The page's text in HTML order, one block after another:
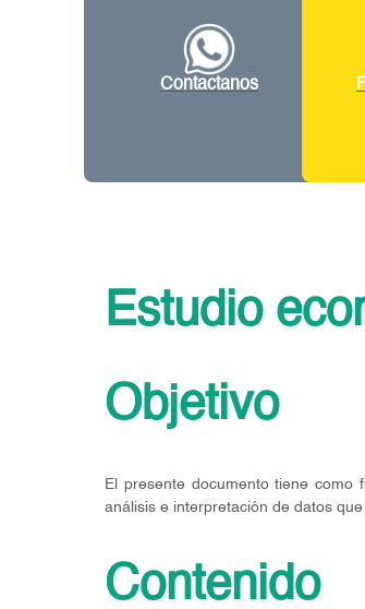
Contactanos
Estudio
Objetivo
El presente documento tiene como
análisis e interpretación de datos
Contenido